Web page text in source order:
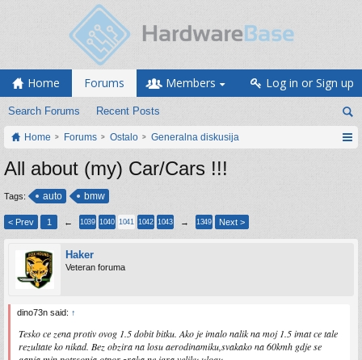
Home Forums
Search Forums Recent Posts
Members Log in or Sign up
Home Forums Ostalo Generalna diskusija
All about (my) Car/Cars !!!
Tags: auto bmw
< Prev 1 ← 1039 1040 1041 1042 1043 → 1349 Next >
Haker
Veteran foruma
dino73n said: ↑
Tesko ce zena protiv ovog 1.5 dobit bitku. Ako je imalo nalik na moj 1.5 imat ce tale
rezultate ko nikad. Bez obzira na losu aerodinamiku,svakako na 60kmh gdje se